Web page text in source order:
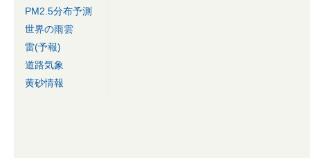
PM2.5分布予測
世界の雨雲
雷(予報)
道路気象
黄砂情報